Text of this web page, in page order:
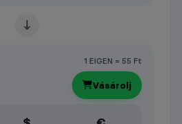
1 EIGEN = 55 Ft
Vásárolj